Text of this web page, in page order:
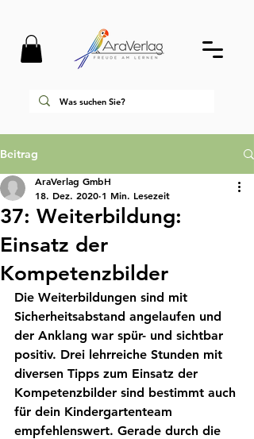
Beitrag
37: Weiterbildung:
Einsatz der
Kompetenzbilder
AraVerlag GmbH
18. Dez. 2020 1 Min. Lesezeit
Die Weiterbildungen sind mit
Sicherheitsabstand angelaufen und
der Anklang war spür- und sichtbar
positiv. Drei lehrreiche Stunden mit
diversen Tipps zum Einsatz der
Kompetenzbilder sind bestimmt auch
für dein Kindergartenteam
empfehlenswert. Gerade durch die